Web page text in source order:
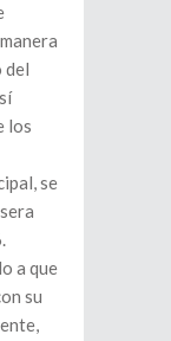
del
los
se
a que
su